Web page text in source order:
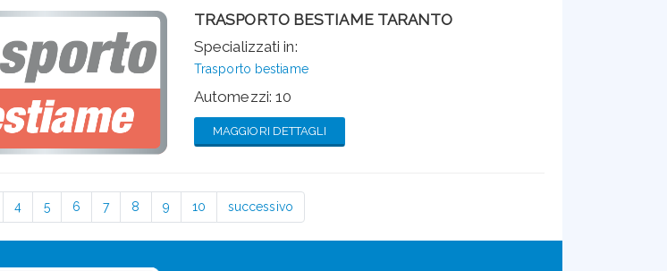
TRASPORTO BESTIAME TARANTO
Specializzati in:
Trasporto bestiame
Automezzi: 10
MAGGIORI DETTAGLI
4 5 6 7 8 9 10 successivo